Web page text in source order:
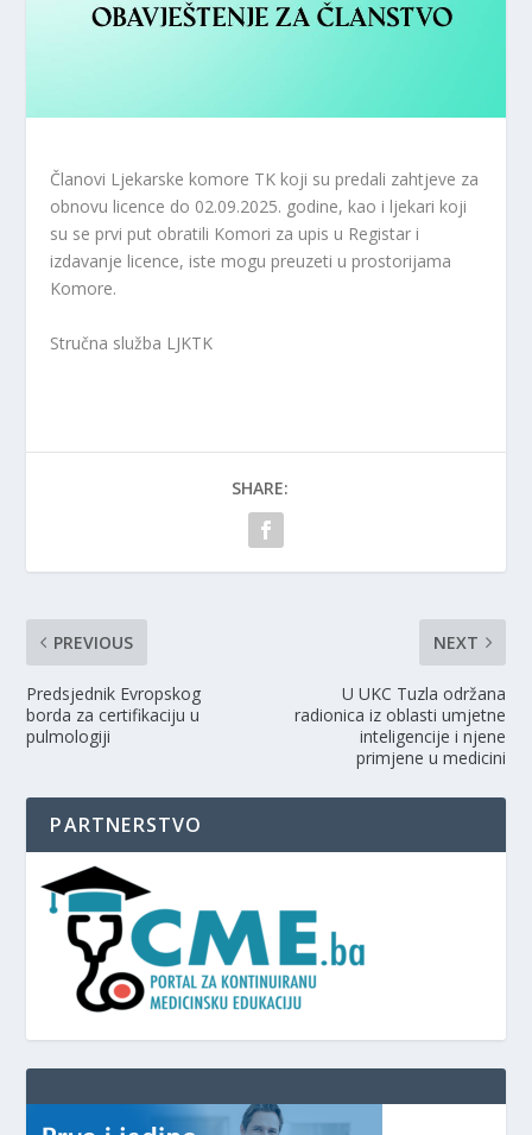
Članovi Ljekarske komore TK koji su predali zahtjeve za
obnovu licence do 02.09.2025. godine, kao i ljekari koji
su se prvi put obratili Komori za upis u Registar i
izdavanje licence, iste mogu preuzeti u prostorijama
Komore.
Stručna služba LJKTK
SHARE:
PREVIOUS
Predsjednik Evropskog
borda za certifikaciju u
pulmologiji
NEXT
U UKC Tuzla održana
radionica iz oblasti umjetne
inteligencije i njene
primjene u medicini
PARTNERSTVO